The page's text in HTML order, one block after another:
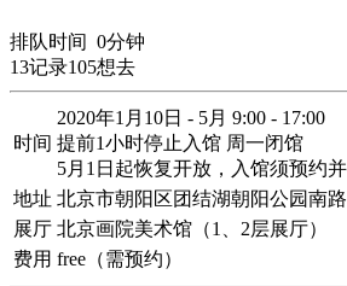
排队时间 0分钟
13记录105想去
时间
2020年1月10日 - 5月 9:00 - 17:00
提前1小时停止入馆 周一闭馆
5月1日起恢复开放，入馆须预约
地址 北京市朝阳区团结湖朝阳公园南
展厅 北京画院美术馆（1、2层展厅）
费用 free（需预约）